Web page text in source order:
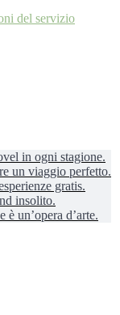
del servizio
in ogni stagione.
un viaggio perfetto.
gratis.
insolito.
è un’opera d’arte.